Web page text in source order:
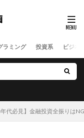
ラミング 投資系 ビジネ
年代必見】金融投資全振りは